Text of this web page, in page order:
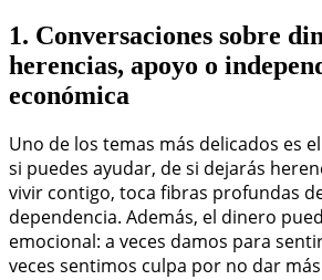
1. Conversaciones sobre
herencias, apoyo o
económica
Uno de los temas más delicados es el
si puedes ayudar, de si dejarás
vivir contigo, toca fibras profundas
dependencia. Además, el dinero
emocional: a veces damos para
veces sentimos culpa por no dar